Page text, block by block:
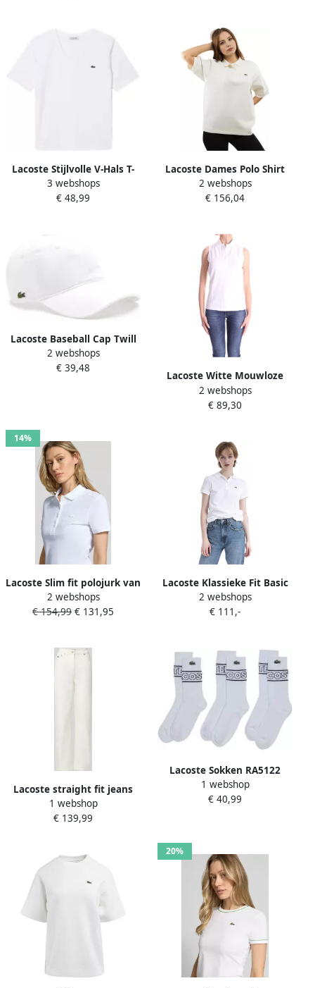
Lacoste Stijlvolle V-Hals T-
Shirt White Dames
3 webshops
€ 48,99
Lacoste Dames Polo Shirt
Wit Katoen White Dames
2 webshops
€ 156,04
Lacoste Baseball Cap Twill
Katoen Biologisch White
2 webshops
€ 39,48
Lacoste Witte Mouwloze
Top Zomercollectie White
Dames
2 webshops
€ 89,30
14%
Lacoste Slim fit polojurk van
katoenmix model 'LIONNE'
2 webshops
€ 154,99 € 131,95
Lacoste Klassieke Fit Basic
Logo Witte Polo White
Dames
2 webshops
€ 111,-
Lacoste straight fit jeans
van katoenmix
1 webshop
€ 139,99
Lacoste Sokken RA5122
1 webshop
€ 40,99
20%